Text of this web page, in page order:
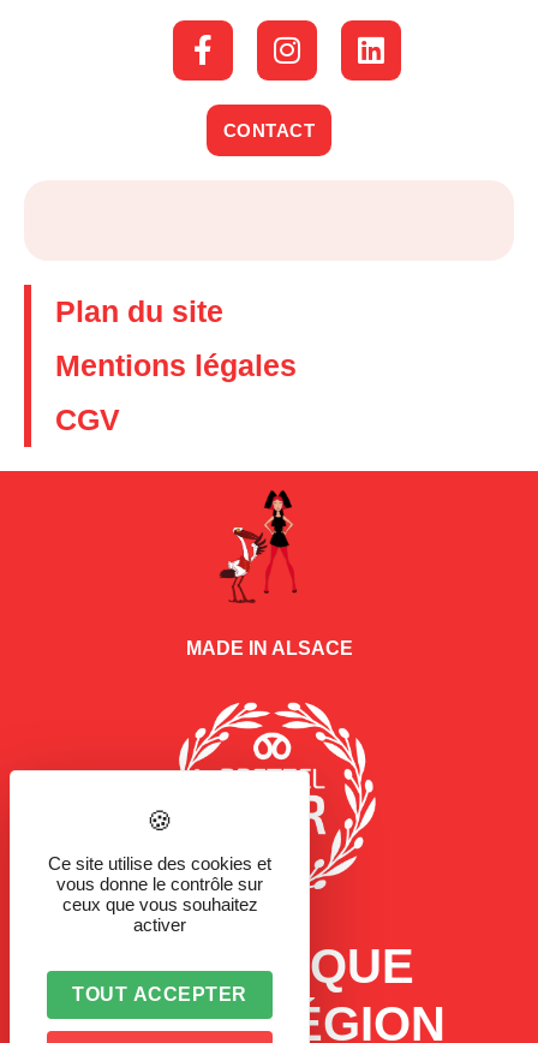
CONTACT
Plan du site
Mentions légales
CGV
MADE IN ALSACE
LA MARQUE
D'UNE RÉGION
Ce site utilise des cookies et
vous donne le contrôle sur
ceux que vous souhaitez
activer
TOUT ACCEPTER